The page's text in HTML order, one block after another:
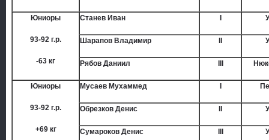
Юниоры
93-92 г.р.
-63 кг
Станев Иван
Шарапов Владимир
Рябов Даниил
Юниоры
93-92 г.р.
+69 кг
Мусаев Мухаммед
Обрезков Денис
Сумароков Денис